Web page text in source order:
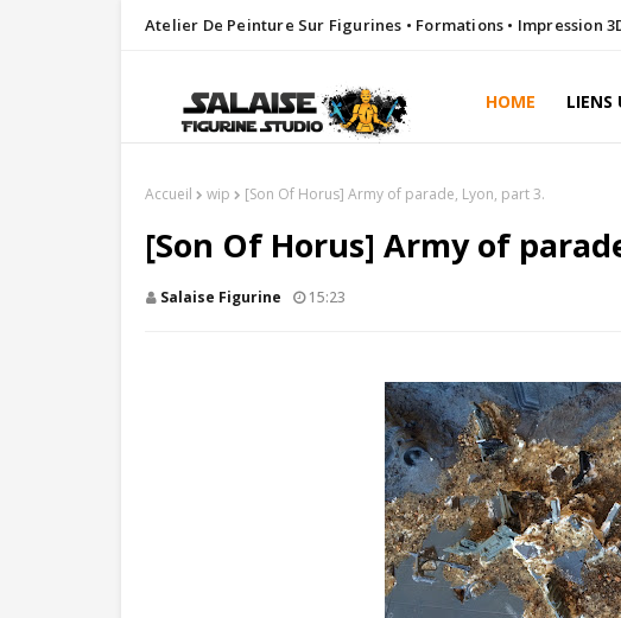
Atelier De Peinture Sur Figurines • Formations • Impression
HOME LIENS
Accueil wip [Son Of Horus] Army of parade, Lyon, part 3.
[Son Of Horus] Army of
Salaise Figurine 15:23